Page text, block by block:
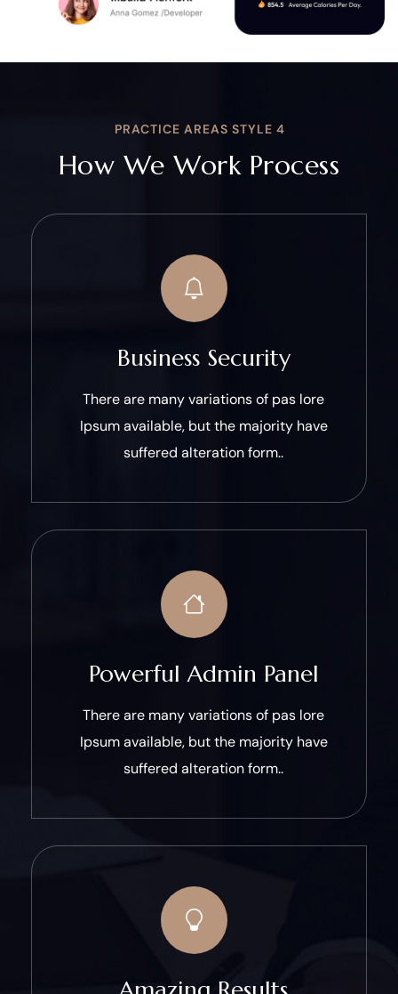
PRACTICE AREAS STYLE 4
How We Work Process
Business Security
There are many variations of pas lore
Ipsum available, but the majority have
suffered alteration form..
Powerful Admin Panel
There are many variations of pas lore
Ipsum available, but the majority have
suffered alteration form..